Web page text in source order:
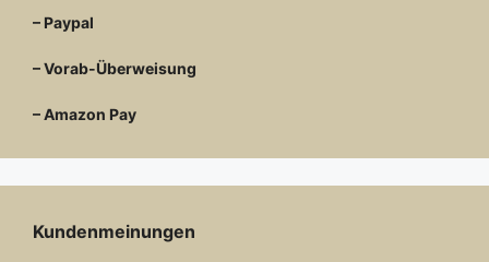
– Paypal
– Vorab-Überweisung
– Amazon Pay
Kundenmeinungen